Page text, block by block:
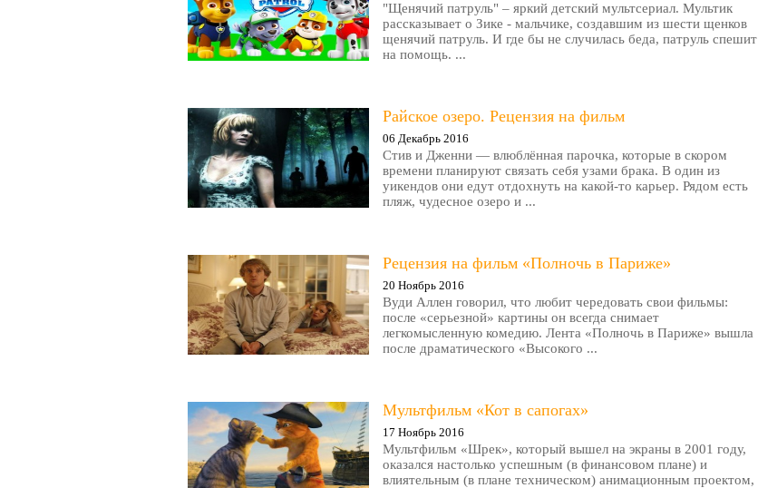
"Щенячий патруль" – яркий детский мультсериал. Мультик
рассказывает о Зике - мальчике, создавшим из шести щенков
щенячий патруль. И где бы не случилась беда, патруль спешит
на помощь. ...
Райское озеро. Рецензия на фильм
06 Декабрь 2016
Стив и Дженни — влюблённая парочка, которые в скором
времени планируют связать себя узами брака. В один из
уикендов они едут отдохнуть на какой-то карьер. Рядом есть
пляж, чудесное озеро и ...
Рецензия на фильм «Полночь в Париже»
20 Ноябрь 2016
Вуди Аллен говорил, что любит чередовать свои фильмы:
после «серьезной» картины он всегда снимает
легкомысленную комедию. Лента «Полночь в Париже» вышла
после драматического «Высокого ...
Мультфильм «Кот в сапогах»
17 Ноябрь 2016
Мультфильм «Шрек», который вышел на экраны в 2001 году,
оказался настолько успешным (в финансовом плане) и
влиятельным (в плане техническом) анимационным проектом,